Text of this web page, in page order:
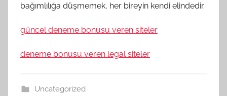
bağımlılığa düşmemek, her bireyin kendi elindedir.
güncel deneme bonusu veren siteler
deneme bonusu veren legal siteler
Uncategorized